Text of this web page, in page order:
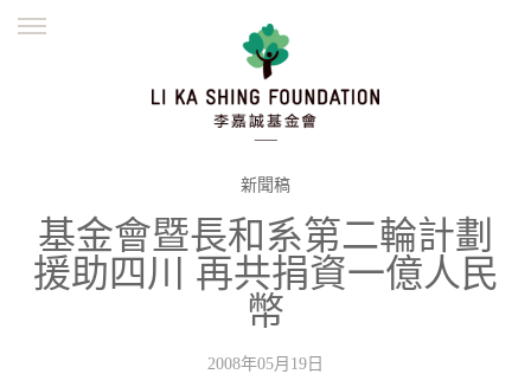
並肩同行
繁體
新聞稿
基金會暨長和系第二輪計劃
援助四川 再共捐資一億人民
幣
2008年05月19日